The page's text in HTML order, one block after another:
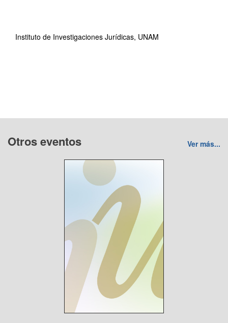
Instituto de Investigaciones Jurídicas, UNAM
Otros eventos Ver más...